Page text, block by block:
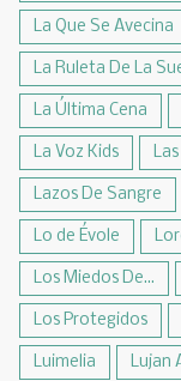
La Que Se Avecina
La Ruleta De La
La Última Cena
La Voz Kids
Lazos De Sangre
Lo de Évole
Los Miedos De...
Los Protegidos
Luimelia Lujan